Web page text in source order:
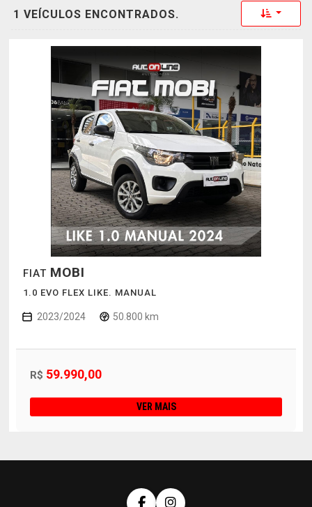
1 VEÍCULOS ENCONTRADOS. Toggle
FIAT MOBI
1.0 EVO FLEX LIKE. MANUAL
2023/2024 50.800 km
R$ 59.990,00
VER MAIS